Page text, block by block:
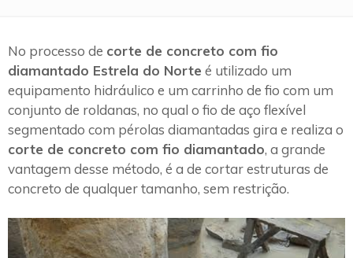
No processo de corte de concreto com fio
diamantado Estrela do Norte é utilizado um
equipamento hidráulico e um carrinho de fio com um
conjunto de roldanas, no qual o fio de aço flexível
segmentado com pérolas diamantadas gira e realiza o
corte de concreto com fio diamantado, a grande
vantagem desse método, é a de cortar estruturas de
concreto de qualquer tamanho, sem restrição.